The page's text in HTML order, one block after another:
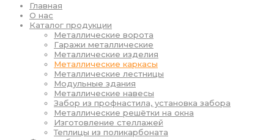
Главная
О нас
Каталог продукции
Металлические ворота
Гаражи металлические
Металлические изделия
Металлические каркасы
Металлические лестницы
Модульные здания
Металлические навесы
Забор из профнастила, установка забора
Металлические решётки на окна
Изготовление стеллажей
Теплицы из поликарбоната